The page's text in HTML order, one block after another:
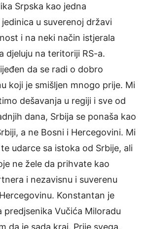
Srpska kao jedna
u suverenoj državi
i na neki način istjerala
djeluju na teritoriji RS-a.
da se radi o dobro
koji je smišljen mnogo prije. Mi
dešavanja u regiji i sve od
dana, Srbija se ponaša kao
a ne Bosni i Hercegovini. Mi
udarce sa istoka od Srbije, ali
ne žele da prihvate kao
i nezavisnu i suverenu
Konstantan je
predjsenika Vučića Miloradu
da je sada kraj. Prije svega,